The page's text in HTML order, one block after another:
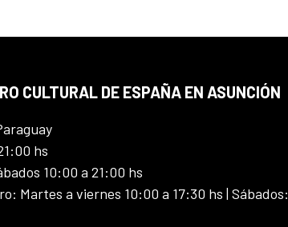
CULTURAL DE ESPAÑA EN ASUNCIÓN
hs
10:00 a 21:00 hs
Martes a viernes 10:00 a 17:30 hs | Sábados: